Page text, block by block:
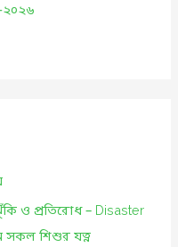
২০২৬
ও প্রতিরোধ – Disaster
সকল শিশুর যত্ন